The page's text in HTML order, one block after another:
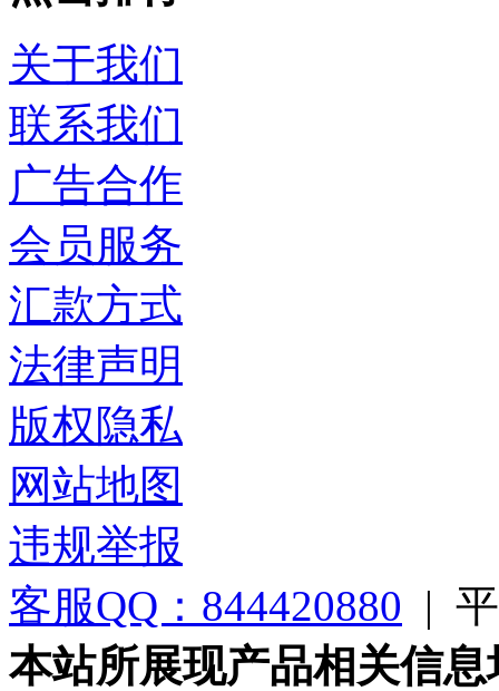
关于我们
联系我们
广告合作
会员服务
汇款方式
法律声明
版权隐私
网站地图
违规举报
客服QQ：844420880 |
本站所展现产品相关信